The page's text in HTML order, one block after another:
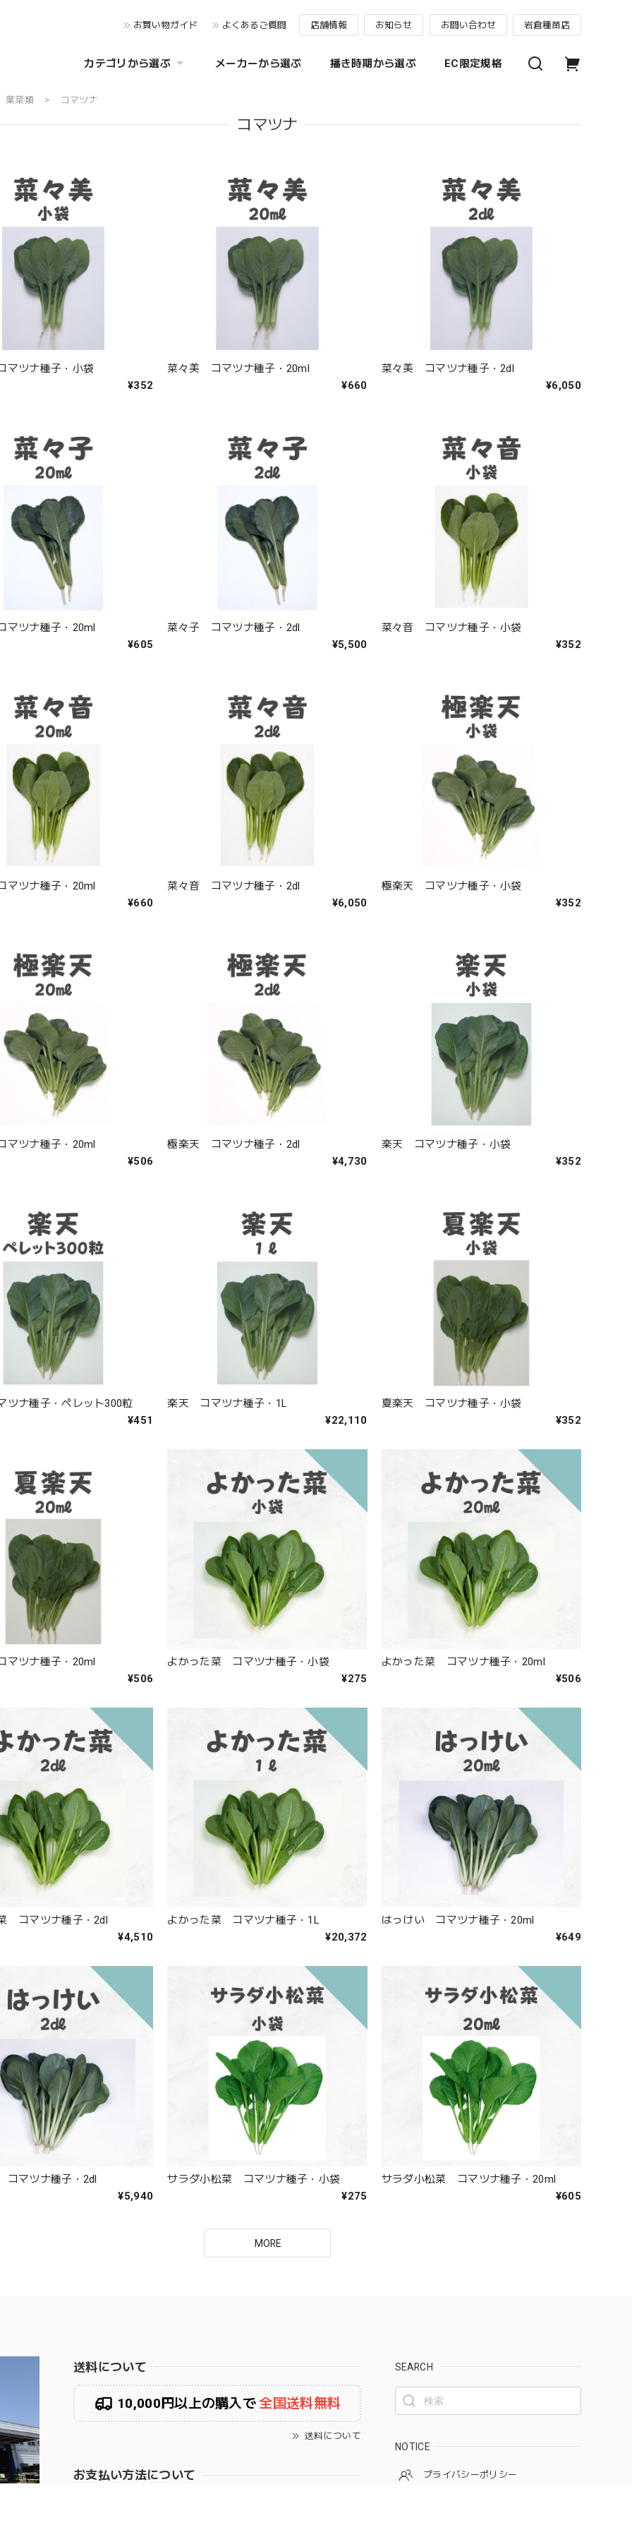
お買い物ガイド よくあるご質問 店舗情報 お知らせ お問い合わせ 岩倉種苗店
カテゴリから選ぶ メーカーから選ぶ 播き時期から選ぶ EC限定規格
葉菜類 コマツナ
コマツナ
ツナ種子・小袋
¥352
菜々美 コマツナ種子・20ml
¥660
菜々美 コマツナ種子・2dl
¥6,050
ツナ種子・20ml
¥605
菜々子 コマツナ種子・2dl
¥5,500
菜々音 コマツナ種子・小袋
¥352
ツナ種子・20ml
¥660
菜々音 コマツナ種子・2dl
¥6,050
極楽天 コマツナ種子・小袋
¥352
ツナ種子・20ml
¥506
極楽天 コマツナ種子・2dl
¥4,730
楽天 コマツナ種子・小袋
¥352
ナ種子・ペレット300粒
¥451
楽天 コマツナ種子・1L
¥22,110
夏楽天 コマツナ種子・小袋
¥352
ツナ種子・20ml
¥506
よかった菜 コマツナ種子・小袋
¥275
よかった菜 コマツナ種子・20ml
¥506
コマツナ種子・2dl
¥4,510
よかった菜 コマツナ種子・1L
¥20,372
はっけい コマツナ種子・20ml
¥649
マツナ種子・2dl
¥5,940
サラダ小松菜 コマツナ種子・小袋
¥275
サラダ小松菜 コマツナ種子・20ml
¥605
MORE
送料について
10,000円以上の購入で全国送料無料
送料について
お支払い方法について
SEARCH
NOTICE
プライバシーポリシー